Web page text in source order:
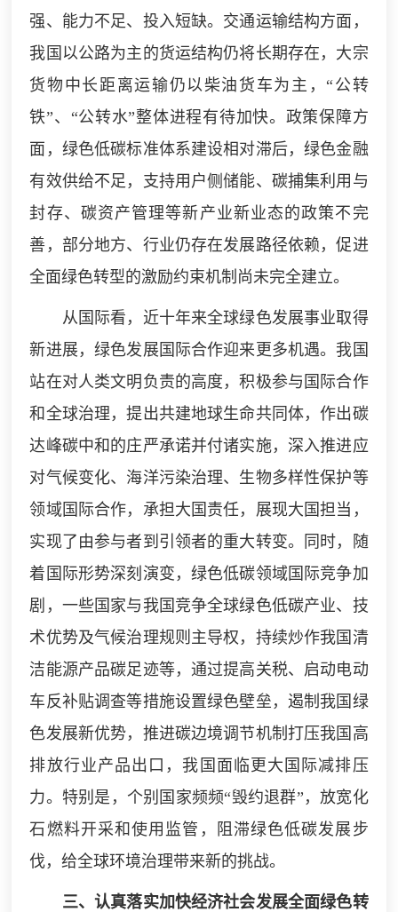
强、能力不足、投入短缺。交通运输结构方面，
我国以公路为主的货运结构仍将长期存在，大宗
货物中长距离运输仍以柴油货车为主，“公转
铁”、“公转水”整体进程有待加快。政策保障方
面，绿色低碳标准体系建设相对滞后，绿色金融
有效供给不足，支持用户侧储能、碳捕集利用与
封存、碳资产管理等新产业新业态的政策不完
善，部分地方、行业仍存在发展路径依赖，促进
全面绿色转型的激励约束机制尚未完全建立。
从国际看，近十年来全球绿色发展事业取得
新进展，绿色发展国际合作迎来更多机遇。我国
站在对人类文明负责的高度，积极参与国际合作
和全球治理，提出共建地球生命共同体，作出碳
达峰碳中和的庄严承诺并付诸实施，深入推进应
对气候变化、海洋污染治理、生物多样性保护等
领域国际合作，承担大国责任，展现大国担当，
实现了由参与者到引领者的重大转变。同时，随
着国际形势深刻演变，绿色低碳领域国际竞争加
剧，一些国家与我国竞争全球绿色低碳产业、技
术优势及气候治理规则主导权，持续炒作我国清
洁能源产品碳足迹等，通过提高关税、启动电动
车反补贴调查等措施设置绿色壁垒，遏制我国绿
色发展新优势，推进碳边境调节机制打压我国高
排放行业产品出口，我国面临更大国际减排压
力。特别是，个别国家频频“毁约退群”，放宽化
石燃料开采和使用监管，阻滞绿色低碳发展步
伐，给全球环境治理带来新的挑战。
三、认真落实加快经济社会发展全面绿色转